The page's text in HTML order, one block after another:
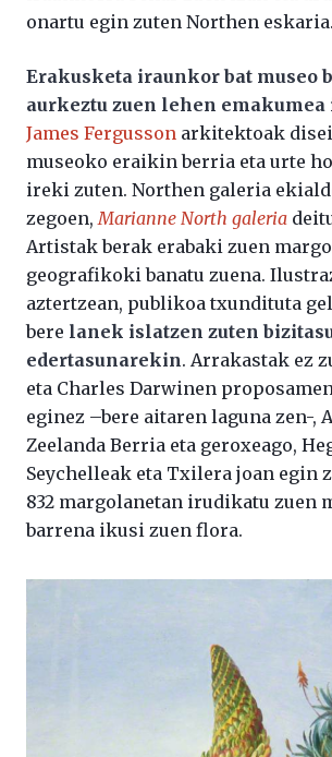
onartu egin zuten Northen eskaria.
Erakusketa iraunkor bat museo
aurkeztu zuen lehen emakumea
James Fergusson arkitektoak
museoko eraikin berria eta urte
ireki zuten. Northen galeria
zegoen, Marianne North galeria
Artistak berak erabaki zuen
geografikoki banatu zuena.
aztertzean, publikoa txundituta
bere lanek islatzen zuten
edertasunarekin. Arrakastak ez
eta Charles Darwinen
eginez –bere aitaren laguna zen-,
Zeelanda Berria eta geroxeago,
Seychelleak eta Txilera joan egin
832 margolanetan irudikatu zuen
barrena ikusi zuen flora.